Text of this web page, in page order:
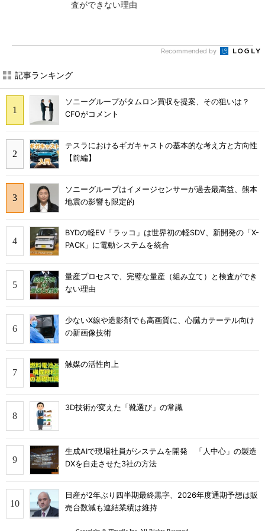
査ができない理由
Recommended by
記事ランキング
ソニーグループがタムロン買収を提案、その狙いは？
CFOがコメント
テスラにおけるギガキャストの基本的な考え方と方向性
【前編】
ソニーグループはイメージセンサーが過去最高益、熊本
地震の影響も限定的
BYDの軽EV「ラッコ」は世界初の軽SDV、新開発の「X-
PACK」に電動システムを統合
量産プロセスで、完璧な量産（組み立て）と検査ができ
ない理由
少ないX線や造影剤でも高画質に、心臓カテーテル向け
の新画像技術
触媒の活性向上
3D技術が変えた「靴選び」の常識
生成AIで現場社員がシステムを開発 「人中心」の製造
DXを自走させた3社の方法
日産が2年ぶり四半期最終黒字、2026年度通期予想は販
売台数減も連結業績は維持